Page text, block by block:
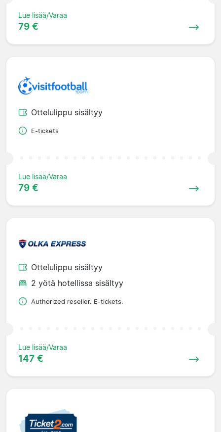
Lue lisää/Varaa
79 €
Ottelulippu sisältyy
E-tickets
Lue lisää/Varaa
79 €
Ottelulippu sisältyy
2 yötä hotellissa sisältyy
Authorized reseller. E-tickets.
Lue lisää/Varaa
147 €